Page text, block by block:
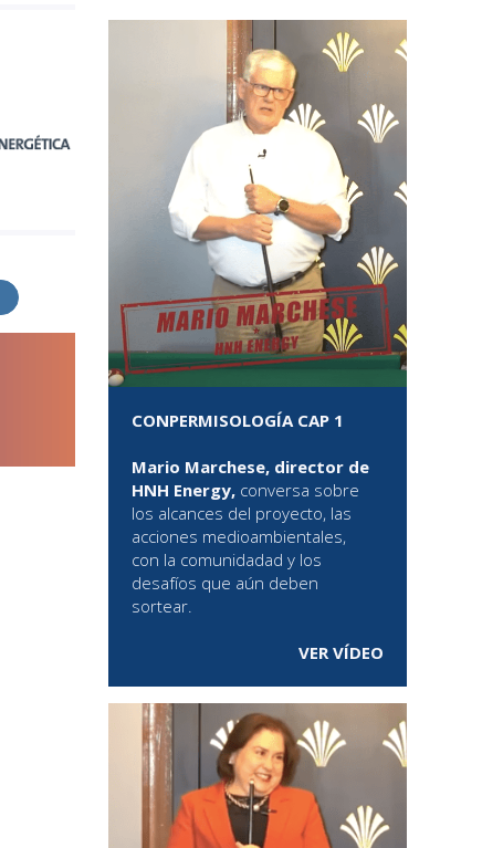
CONPERMISOLOGÍA CAP 1
Mario Marchese, director de
HNH Energy, conversa sobre
los alcances del proyecto, las
acciones medioambientales,
con la comunidadad y los
desafíos que aún deben
sortear.
VER VÍDEO